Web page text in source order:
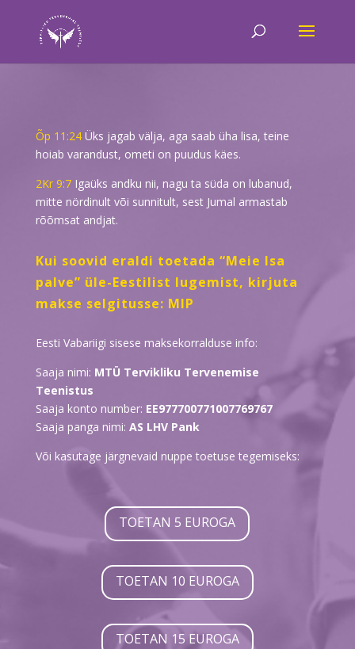
Õp 11:24Üks jagab välja, aga saab üha lisa, teine
hoiab varandust, ometi on puudus käes.
2Kr 9:7Igaüks andku nii, nagu ta süda on lubanud,
mitte nördinult või sunnitult, sest Jumal armastab
rõõmsat andjat.
Kui soovid eraldi toetada “Meie Isa
palve” üle-Eestilist lugemist, kirjuta
makse selgitusse: MIP
Eesti Vabariigi sisese maksekorralduse info:
Saaja nimi: MTÜ Tervikliku Tervenemise
Teenistus
Saaja konto number: EE977700771007769767
Saaja panga nimi: AS LHV Pank
Või kasutage järgnevaid nuppe toetuse tegemiseks:
TOETAN 5 EUROGA
TOETAN 10 EUROGA
TOETAN 15 EUROGA